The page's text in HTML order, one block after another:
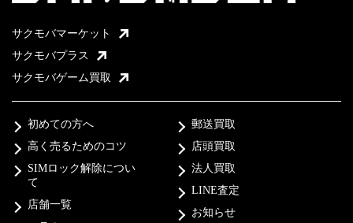
サクモバマーケット
サクモバプラス
サクモバゲーム買取
初めての方へ
高く売るためのコツ
SIMロック解除につい
て
店舗一覧
郵送買取
店頭買取
法人買取
LINE査定
お知らせ